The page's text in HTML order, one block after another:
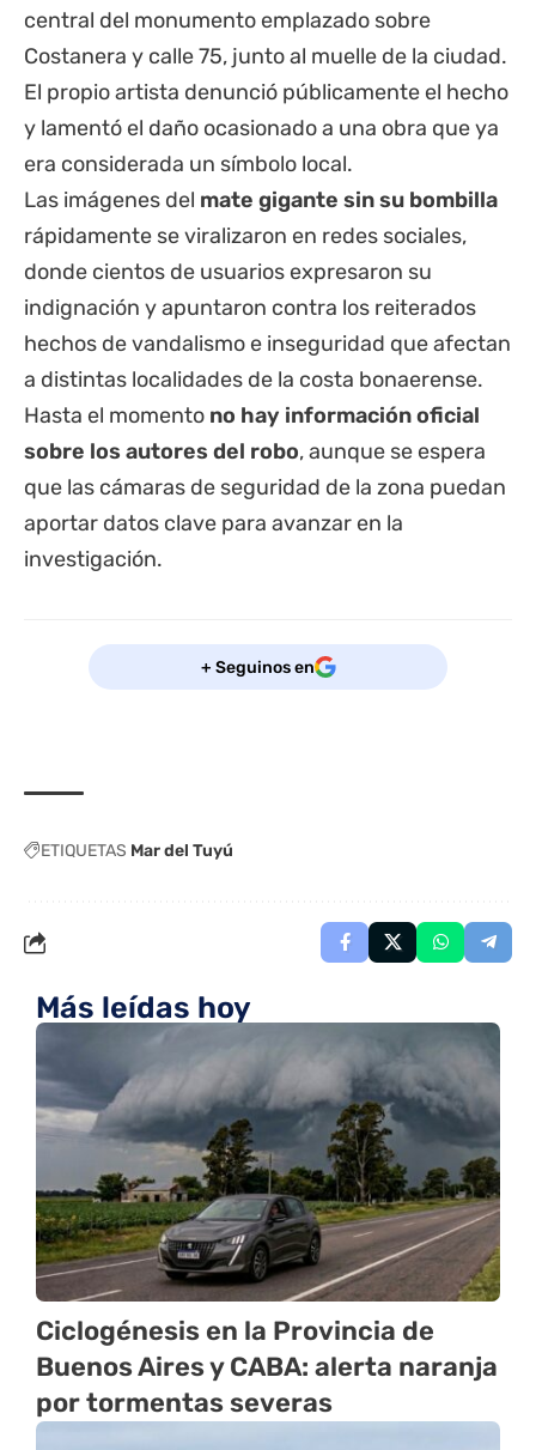
central del monumento emplazado sobre
Costanera y calle 75, junto al muelle de la ciudad.
El propio artista denunció públicamente el hecho
y lamentó el daño ocasionado a una obra que ya
era considerada un símbolo local.
Las imágenes del mate gigante sin su bombilla
rápidamente se viralizaron en redes sociales,
donde cientos de usuarios expresaron su
indignación y apuntaron contra los reiterados
hechos de vandalismo e inseguridad que afectan
a distintas localidades de la costa bonaerense.
Hasta el momento no hay información oficial
sobre los autores del robo, aunque se espera
que las cámaras de seguridad de la zona puedan
aportar datos clave para avanzar en la
investigación.
+ Seguinos en
ETIQUETAS Mar del Tuyú
Más leídas hoy
Ciclogénesis en la Provincia de
Buenos Aires y CABA: alerta naranja
por tormentas severas